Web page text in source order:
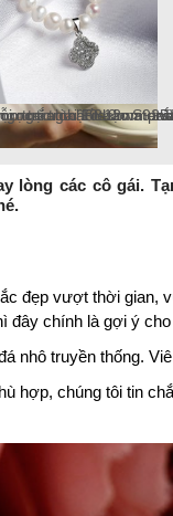
Bông tai ngọc
trai tròn 10-12mm
trắng chốt bạc
trắng chốt bạc
chốt bạc S925 xi
tròn 9-10 mm
chốt bạc S925 xi
lòng các cô gái.
đẹp vượt thời gian,
đây chính là gợi ý
nhô truyền thống.
hợp, chúng tôi tin